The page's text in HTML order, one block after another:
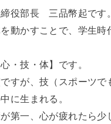
役部長 三品幣起です。
動かすことで、学生時
・技・体】です。
すが、技（スポーツで
に生まれる。
第一、心が疲れたら少